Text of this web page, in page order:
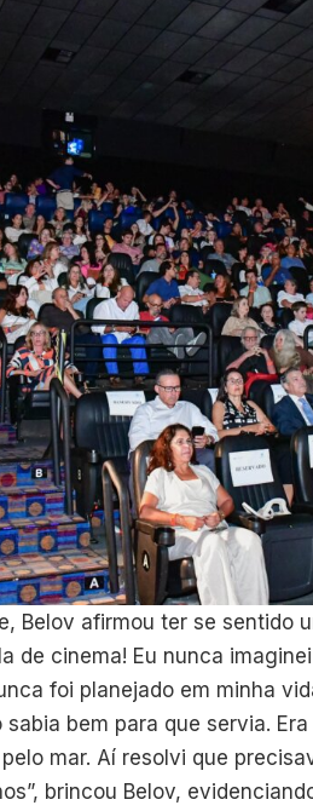
Belov afirmou ter se sentido
de cinema! Eu nunca
foi planejado em minha
bem para que servia.
mar. Aí resolvi que
brincou Belov,